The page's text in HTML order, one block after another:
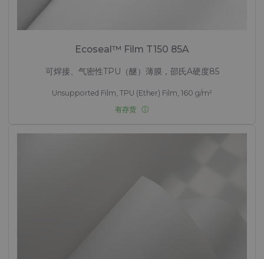
Ecoseal™ Film T150 85A
可焊接、气密性TPU（醚）薄膜，邵氏A硬度85
Unsupported Film, TPU (Ether) Film, 160 g/m²
有存货